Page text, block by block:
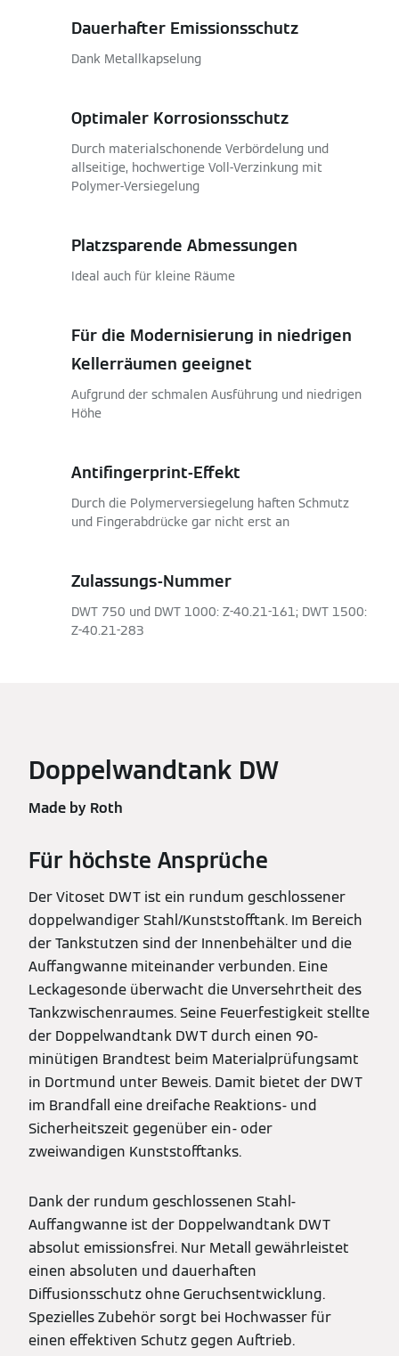
Dauerhafter Emissionsschutz
Dank Metallkapselung
Optimaler Korrosionsschutz
Durch materialschonende Verbördelung und
allseitige, hochwertige Voll-Verzinkung mit
Polymer-Versiegelung
Platzsparende Abmessungen
Ideal auch für kleine Räume
Für die Modernisierung in niedrigen
Kellerräumen geeignet
Aufgrund der schmalen Ausführung und niedrigen
Höhe
Antifingerprint-Effekt
Durch die Polymerversiegelung haften Schmutz
und Fingerabdrücke gar nicht erst an
Zulassungs-Nummer
DWT 750 und DWT 1000: Z-40.21-161; DWT 1500:
Z-40.21-283
Doppelwandtank DW
Made by Roth
Für höchste Ansprüche
Der Vitoset DWT ist ein rundum geschlossener
doppelwandiger Stahl/Kunststofftank. Im Bereich
der Tankstutzen sind der Innenbehälter und die
Auffangwanne miteinander verbunden. Eine
Leckagesonde überwacht die Unversehrtheit des
Tankzwischenraumes. Seine Feuerfestigkeit stellte
der Doppelwandtank DWT durch einen 90-
minütigen Brandtest beim Materialprüfungsamt
in Dortmund unter Beweis. Damit bietet der DWT
im Brandfall eine dreifache Reaktions- und
Sicherheitszeit gegenüber ein- oder
zweiwandigen Kunststofftanks.
Dank der rundum geschlossenen Stahl-
Auffangwanne ist der Doppelwandtank DWT
absolut emissionsfrei. Nur Metall gewährleistet
einen absoluten und dauerhaften
Diffusionsschutz ohne Geruchsentwicklung.
Spezielles Zubehör sorgt bei Hochwasser für
einen effektiven Schutz gegen Auftrieb.